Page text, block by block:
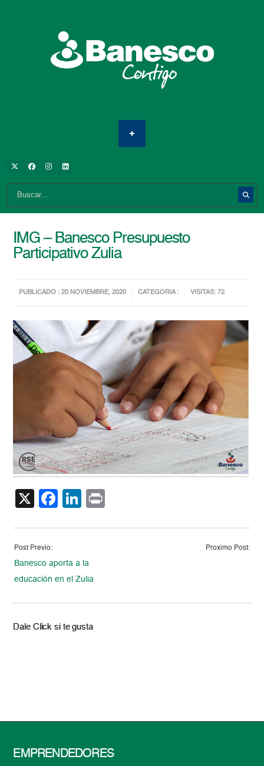
IMG – Banesco Presupuesto
Participativo Zulia
PUBLICADO : 20 NOVIEMBRE, 2020 CATEGORIA : VISITAS: 72
X Facebook
LinkedIn
Post Previo:
Banesco aporta a la
educación en el Zulia
Proximo Post:
Dale Click si te gusta
EMPRENDEDORES